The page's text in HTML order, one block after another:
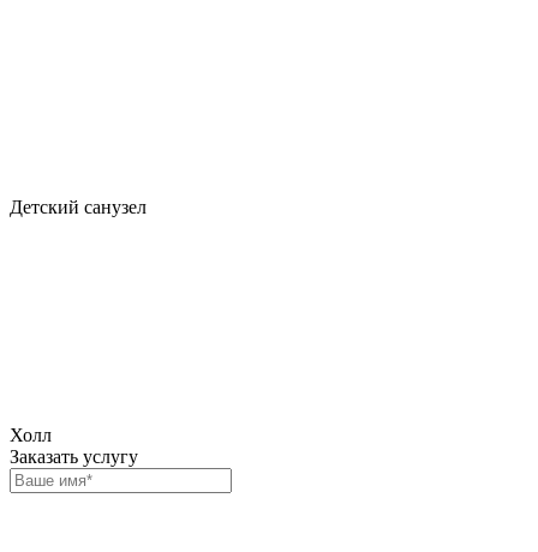
Детский санузел
Холл
Заказать услугу